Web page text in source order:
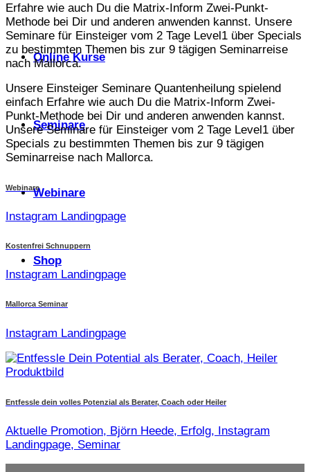
Online Kurse
Seminare
Webinare
Shop
Erfahre wie auch Du die Matrix-Inform Zwei-Punkt-
Methode bei Dir und anderen anwenden kannst. Unsere
Seminare für Einsteiger vom 2 Tage Level1 über Specials
zu bestimmten Themen bis zur 9 tägigen Seminarreise
nach Mallorca.
Unsere Einsteiger Seminare Quantenheilung spielend
einfach Erfahre wie auch Du die Matrix-Inform Zwei-
Punkt-Methode bei Dir und anderen anwenden kannst.
Unsere Seminare für Einsteiger vom 2 Tage Level1 über
Specials zu bestimmten Themen bis zur 9 tägigen
Seminarreise nach Mallorca.
Webinare
Instagram Landingpage
Kostenfrei Schnuppern
Instagram Landingpage
Mallorca Seminar
Instagram Landingpage
Entfessle dein volles Potenzial als Berater, Coach oder Heiler
Aktuelle Promotion, Björn Heede, Erfolg, Instagram
Landingpage, Seminar